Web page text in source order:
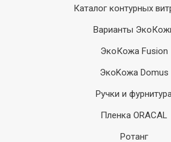
Каталог контурных
Варианты
ЭкоКожа Fusion
ЭкоKожа Domus
Ручки и
Пленка ORACAL
Ротанг